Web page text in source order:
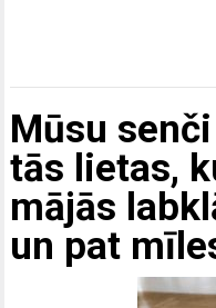
Mūsu
tās lietas,
mājās
un pat